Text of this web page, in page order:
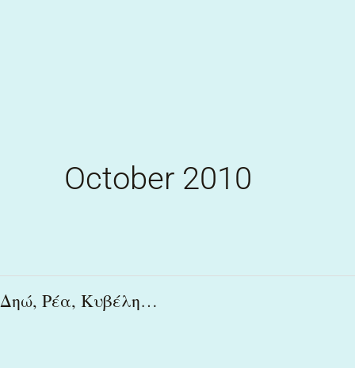
October 2010
Δηώ, Ρέα, Κυβέλη…
Δηώ,